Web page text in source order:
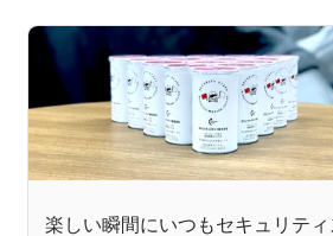
楽しい瞬間にいつもセキュリティ